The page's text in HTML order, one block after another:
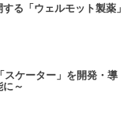
る「ウェルモット製薬」
スケーター」を開発・導
～